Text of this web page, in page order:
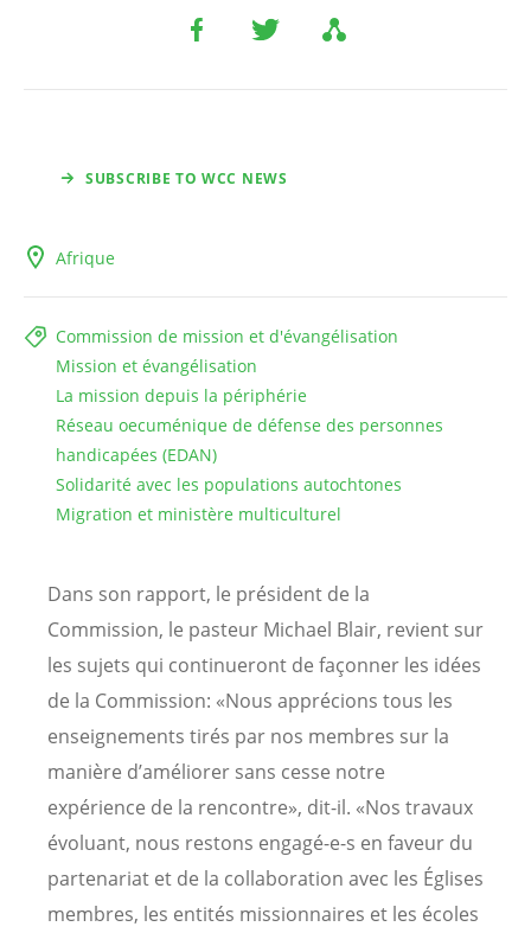
SUBSCRIBE TO WCC NEWS
Afrique
Commission de mission et d'évangélisation
Mission et évangélisation
La mission depuis la périphérie
Réseau oecuménique de défense des personnes
handicapées (EDAN)
Solidarité avec les populations autochtones
Migration et ministère multiculturel
Dans son rapport, le président de la
Commission, le pasteur Michael Blair, revient sur
les sujets qui continueront de façonner les idées
de la Commission: «Nous apprécions tous les
enseignements tirés par nos membres sur la
manière d’améliorer sans cesse notre
expérience de la rencontre», dit-il. «Nos travaux
évoluant, nous restons engagé-e-s en faveur du
partenariat et de la collaboration avec les Églises
membres, les entités missionnaires et les écoles